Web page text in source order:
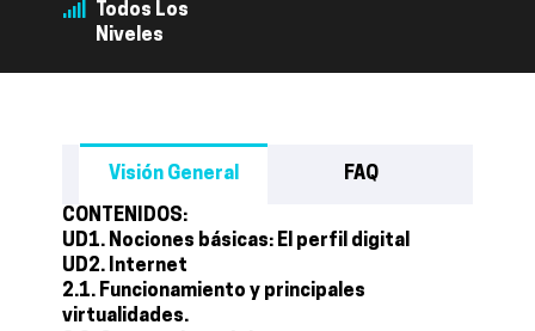
Todos Los
Niveles
Visión General FAQ
CONTENIDOS:
UD1. Nociones básicas: El perfil digital
UD2. Internet
2.1. Funcionamiento y principales
virtualidades.